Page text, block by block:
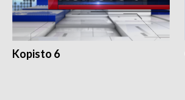
Kopisto 6